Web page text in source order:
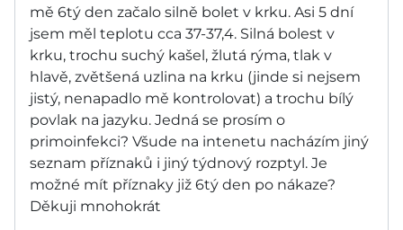
mě 6tý den začalo silně bolet v krku. Asi 5 dní
jsem měl teplotu cca 37-37,4. Silná bolest v
krku, trochu suchý kašel, žlutá rýma, tlak v
hlavě, zvětšená uzlina na krku (jinde si nejsem
jistý, nenapadlo mě kontrolovat) a trochu bílý
povlak na jazyku. Jedná se prosím o
primoinfekci? Všude na intenetu nacházím jiný
seznam příznaků i jiný týdnový rozptyl. Je
možné mít příznaky již 6tý den po nákaze?
Děkuji mnohokrát